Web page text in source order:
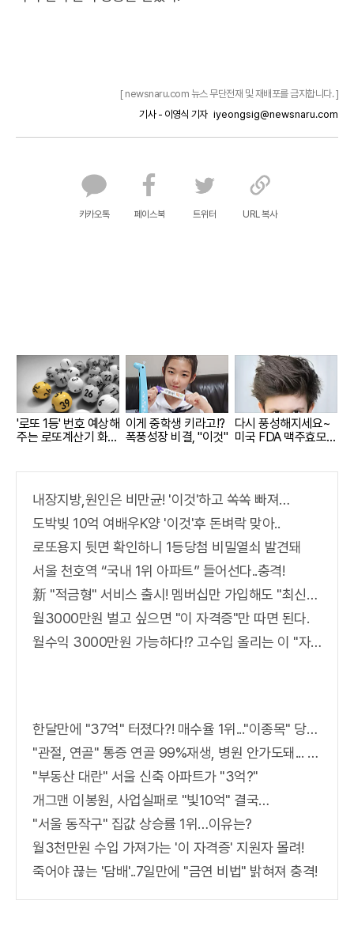
[ newsnaru.com 뉴스 무단전재 및 재배포를 금지합니다. ]
기사 - 이영식 기자 iyeongsig@newsnaru.com
카카오톡 페이스북 트위터 URL 복사
'로또 1등' 번호 예상해
주는 로또계산기 화
이게 중학생 키라고!?
폭풍성장 비결, "이것"
다시 풍성해지세요~
미국 FDA 맥주효모샴
내장지방,원인은 비만균! '이것'하고 쏙쏙 빠져…
도박빚 10억 여배우K양 '이것'후 돈벼락 맞아..
로또용지 뒷면 확인하니 1등당첨 비밀열쇠 발견돼
서울 천호역 “국내 1위 아파트” 들어선다..충격!
新 "적금형" 서비스 출시! 멤버십만 가입해도 "최신가전" 선착순 100% 무료 경품지원!!
월3000만원 벌고 싶으면 "이 자격증"만 따면 된다.
월수익 3000만원 가능하다!? 고수입 올리는 이 "자격증"에 몰리는 이유 알고보니…
한달만에 "37억" 터졌다?! 매수율 1위..."이종목" 당장사라!
"관절, 연골" 통증 연골 99%재생, 병원 안가도돼... "충격"
"부동산 대란" 서울 신축 아파트가 "3억?"
개그맨 이봉원, 사업실패로 "빛10억" 결국…
"서울 동작구" 집값 상승률 1위…이유는?
월3천만원 수입 가져가는 '이 자격증' 지원자 몰려!
죽어야 끊는 '담배'..7일만에 "금연 비법" 밝혀져 충격!